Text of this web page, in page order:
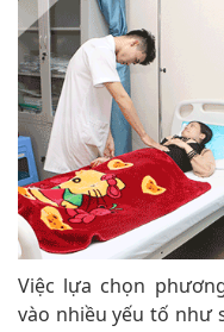
Việc lựa chọn
vào nhiều yếu tố như